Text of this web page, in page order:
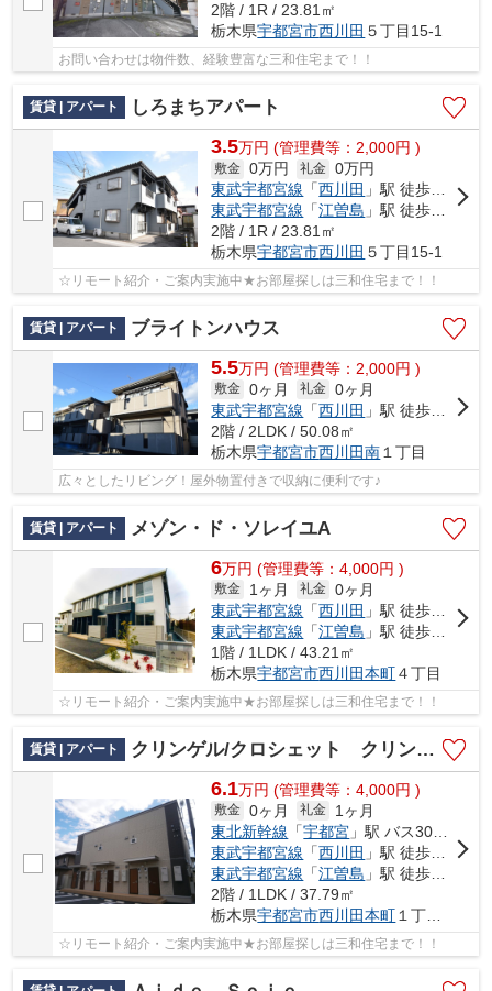
2階 / 1R / 23.81㎡
栃木県宇都宮市西川田 ５丁目15-1
お問い合わせは物件数、経験豊富な三和住宅まで！！
賃貸 | アパート しろまちアパート
3.5万円 (管理費等：2,000円 )
敷金 0万円 礼金 0万円
東武宇都宮線 「西川田 」駅 徒歩6分
東武宇都宮線 「江曽島 」駅 徒歩33分
2階 / 1R / 23.81㎡
栃木県宇都宮市西川田 ５丁目15-1
☆リモート紹介・ご案内実施中★お部屋探しは三和住宅まで！！
賃貸 | アパート ブライトンハウス
5.5万円 (管理費等：2,000円 )
敷金 0ヶ月 礼金 0ヶ月
東武宇都宮線 「西川田 」駅 徒歩10分
2階 / 2LDK / 50.08㎡
栃木県宇都宮市西川田南 １丁目
広々としたリビング！屋外物置付きで収納に便利です♪
賃貸 | アパート メゾン・ド・ソレイユA
6万円 (管理費等：4,000円 )
敷金 1ヶ月 礼金 0ヶ月
東武宇都宮線 「西川田 」駅 徒歩12分
東武宇都宮線 「江曽島 」駅 徒歩35分
1階 / 1LDK / 43.21㎡
栃木県宇都宮市西川田本町４丁目
☆リモート紹介・ご案内実施中★お部屋探しは三和住宅まで！！
賃貸 | アパート クリンゲル/クロシェット クリンゲル
6.1万円 (管理費等：4,000円 )
敷金 0ヶ月 礼金
1ヶ月
東北新幹線 「宇都宮 」駅 バス30分 「関東バス西川田駅入口」 停歩5分
東武宇都宮線 「西川田 」駅 徒歩10分
東武宇都宮線 「江曽島 」駅 徒歩29分
2階 / 1LDK / 37.79㎡
栃木県宇都宮市西川田本町 １丁目８-２
☆リモート紹介・ご案内実施中★お部屋探しは三和住宅まで！！